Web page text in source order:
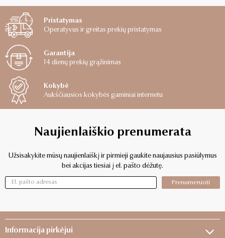
Pristatymas
Operatyvus ir greitas prekių pristatymas
Garantija
14 dienų prekių grąžinimas
Kokybė
Aukščiausios kokybės gaminiai internetu
Naujienlaiškio prenumerata
Užsisakykite mūsų naujienlaiškį ir pirmieji gaukite naujausius pasiūlymus
bei akcijas tiesiai į el. pašto dėžutę.
Prenumeruoti
Informacija pirkėjui